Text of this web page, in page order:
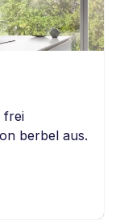
frei
berbel aus.